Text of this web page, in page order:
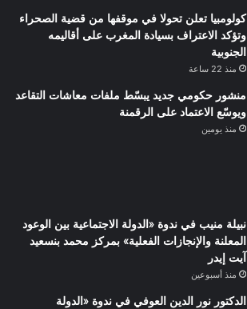
كولومبيا تعلن تحولا في موقفها من قضية الصحراء
وتؤكد الاعتراف بسيادة المغرب على أقاليمه
الجنوبية
منذ 22 ساعة
منشور حكومي جديد يبسّط ملفات معاشات التقاعد
ويوسّع الاعتماد على الرقمنة
منذ يومين
نبيلة منيب في ندوة «الدولة الاجتماعية بين الوعود
المعلنة والإنجازات الفعلية» بمركز محمد بنسعيد
آيت إيدر
منذ أسبوعين
الدكتور نور الدين العوفي في ندوة «الدولة